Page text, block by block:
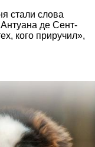
стали слова
де Сент-
кого приручил»,